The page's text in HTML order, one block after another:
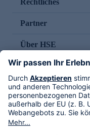
Rechtliches
Partner
Über HSE
Im TV
HSE International